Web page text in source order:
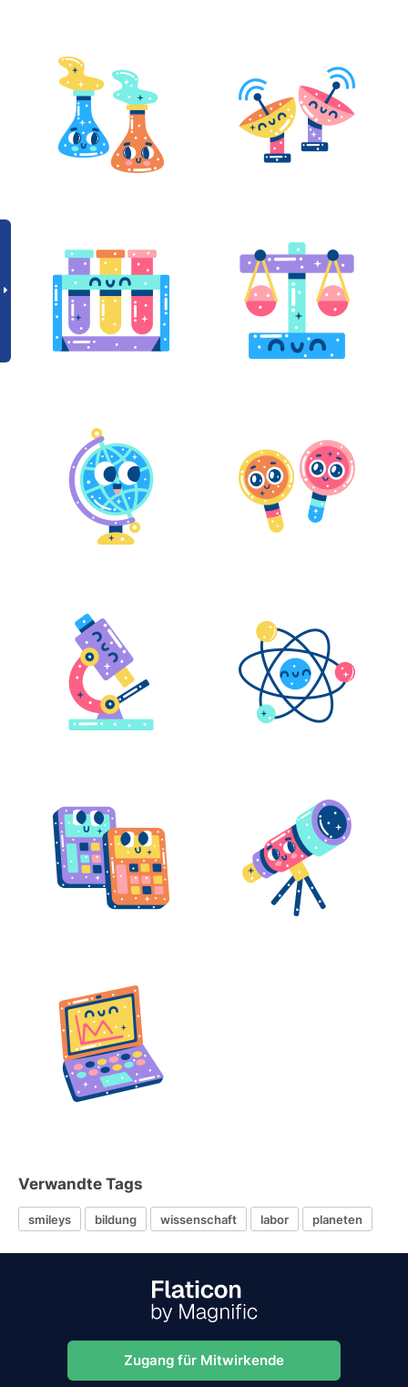
Verwandte Tags
smileys bildung wissenschaft labor planeten
Zugang für Mitwirkende